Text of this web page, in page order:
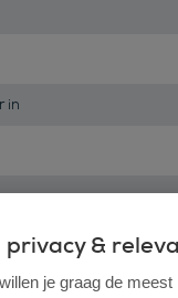
privacy &
je graag de